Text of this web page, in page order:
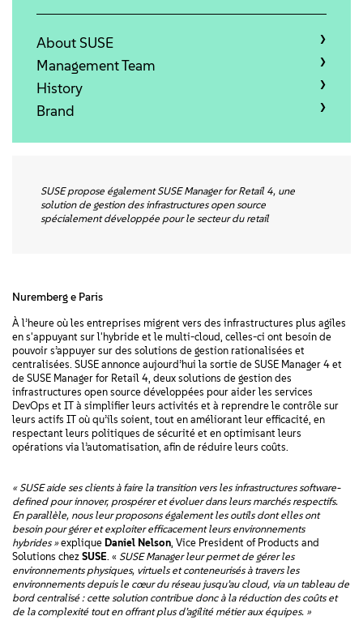
Télécharger
SUSE propose également SUSE Manager for Retail 4, une
solution de gestion des infrastructures open source
spécialement développée pour le secteur du retail
Nuremberg e Paris
À l’heure où les entreprises migrent vers des infrastructures plus agiles
en s'appuyant sur l'hybride et le multi-cloud, celles-ci ont besoin de
pouvoir s’appuyer sur des solutions de gestion rationalisées et
centralisées. SUSE annonce aujourd’hui la sortie de SUSE Manager 4 et
de SUSE Manager for Retail 4, deux solutions de gestion des
infrastructures open source développées pour aider les services
DevOps et IT à simplifier leurs activités et à reprendre le contrôle sur
leurs actifs IT où qu’ils soient, tout en améliorant leur efficacité, en
respectant leurs politiques de sécurité et en optimisant leurs
opérations via l’automatisation, afin de réduire leurs coûts.
« SUSE aide ses clients à faire la transition vers les infrastructures software-
defined pour innover, prospérer et évoluer dans leurs marchés respectifs.
En parallèle, nous leur proposons également les outils dont elles ont
besoin pour gérer et exploiter efficacement leurs environnements
hybrides » explique Daniel Nelson, Vice President of Products and
Solutions chez SUSE. « SUSE Manager leur permet de gérer les
environnements physiques, virtuels et conteneurisés à travers les
environnements depuis le cœur du réseau jusqu’au cloud, via un tableau de
bord centralisé : cette solution contribue donc à la réduction des coûts et
de la complexité tout en offrant plus d’agilité métier aux équipes. »
About SUSE
Management Team
History
Brand